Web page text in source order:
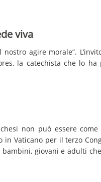
viva
agire morale”.
la catechista che lo
non può essere come
in Vaticano per il terzo
giovani e adulti